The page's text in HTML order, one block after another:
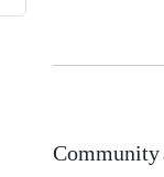
Community